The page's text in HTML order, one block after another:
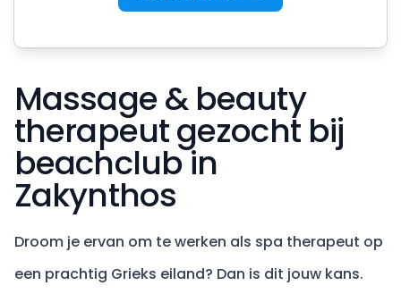
Massage & beauty
therapeut gezocht bij
beachclub in
Zakynthos
Droom je ervan om te werken als spa therapeut op
een prachtig Grieks eiland? Dan is dit jouw kans.